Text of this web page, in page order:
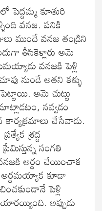
కూతురి
వనజ. పనికి
ముందే వనజ తండ్రిని
తీసికెళ్లారు ఆమె
వనజకి పెళ్లి
నుండే అతని కళ్ళు
ఆమె చుట్టు
మాట్లాడటం, నవ్వడం
చేసేవాడు.
శ్రద్ద
సంగతి
అర్థం చేయించాక
అర్థమయ్యాక కూడా
పెళ్లి
అప్పుడు